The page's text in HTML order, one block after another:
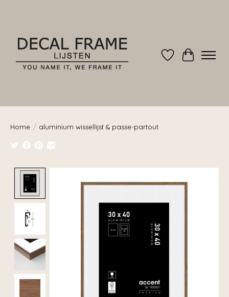
Verlanglijst
Home / aluminium wissellijst & passe-partout